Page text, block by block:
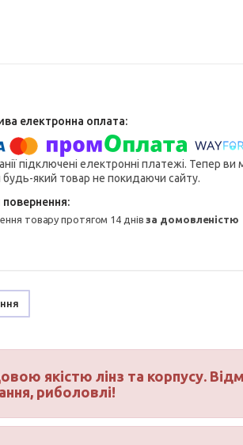
підключені електронні платежі. Тепер
будь-який товар не покидаючи сайту.
товару протягом 14 днівза домовленістю
якістю лінз та корпусу.
риболовлі!